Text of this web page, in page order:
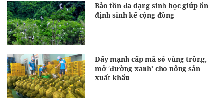
Bảo tồn đa dạng sinh học giúp ổn
định sinh kế cộng đồng
Đẩy mạnh cấp mã số vùng trồng,
mở ‘đường xanh’ cho nông sản
xuất khẩu